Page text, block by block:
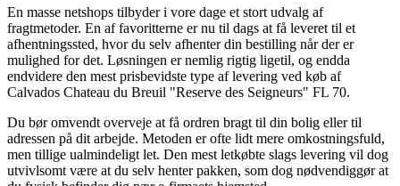
En masse netshops tilbyder i vore dage et stort udvalg af
fragtmetoder. En af favoritterne er nu til dags at få leveret til et
afhentningssted, hvor du selv afhenter din bestilling når der er
mulighed for det. Løsningen er nemlig rigtig ligetil, og endda
endvidere den mest prisbevidste type af levering ved køb af
Calvados Chateau du Breuil "Reserve des Seigneurs" FL 70.
Du bør omvendt overveje at få ordren bragt til din bolig eller til
adressen på dit arbejde. Metoden er ofte lidt mere omkostningsfuld,
men tillige ualmindeligt let. Den mest letkøbte slags levering vil dog
utvivlsomt være at du selv henter pakken, som dog nødvendiggør at